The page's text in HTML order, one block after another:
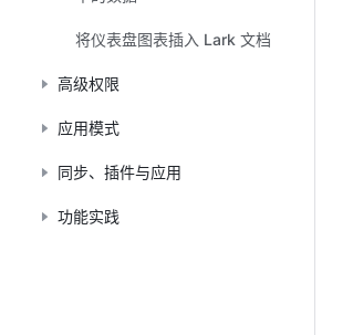
将仪表盘图表插入 Lark 文档
高级权限
应用模式
同步、插件与应用
功能实践